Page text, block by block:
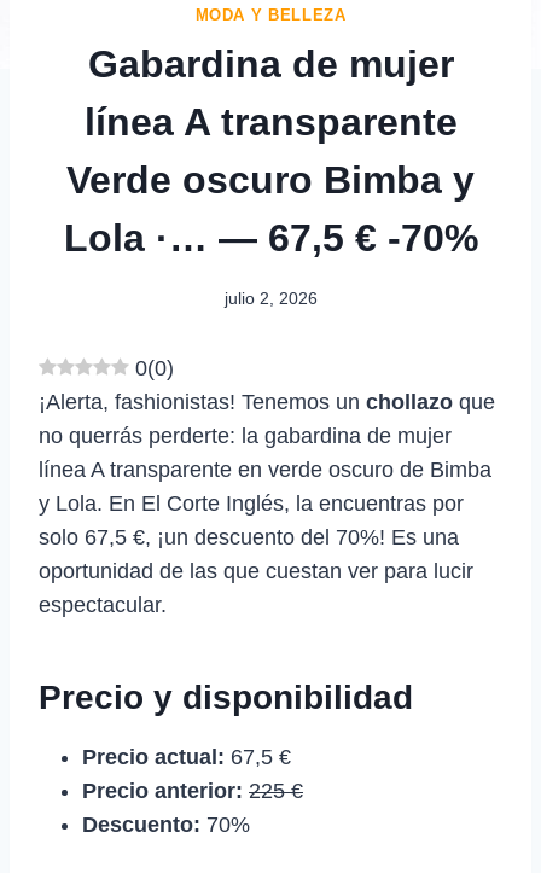
MODA Y BELLEZA
Gabardina de mujer
línea A transparente
Verde oscuro Bimba y
Lola ·… — 67,5 € -70%
julio 2, 2026
0(0)
¡Alerta, fashionistas! Tenemos un chollazo que
no querrás perderte: la gabardina de mujer
línea A transparente en verde oscuro de Bimba
y Lola. En El Corte Inglés, la encuentras por
solo 67,5 €, ¡un descuento del 70%! Es una
oportunidad de las que cuestan ver para lucir
espectacular.
Precio y disponibilidad
Precio actual: 67,5 €
Precio anterior: 225 €
Descuento: 70%